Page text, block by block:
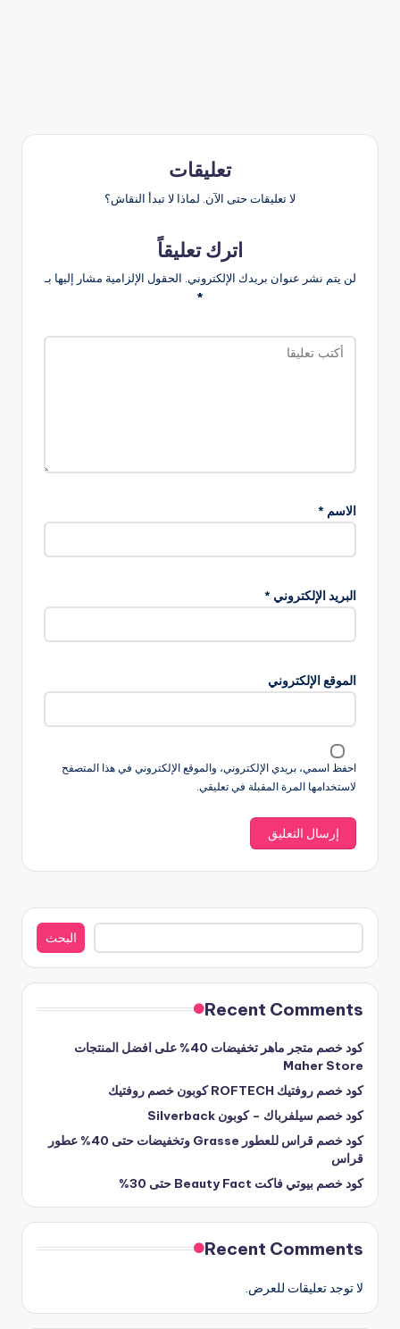
تعليقات
لا تعليقات حتى الآن. لماذا لا تبدأ النقاش؟
اترك تعليقاً
لن يتم نشر عنوان بريدك الإلكتروني. الحقول الإلزامية مشار إليها بـ
*
الاسم *
البريد الإلكتروني *
الموقع الإلكتروني
احفظ اسمي، بريدي الإلكتروني، والموقع الإلكتروني في هذا المتصفح
لاستخدامها المرة المقبلة في تعليقي.
البحث
البحث
Recent Comments
كود خصم متجر ماهر تخفيضات 40% على افضل المنتجات
Maher Store
كود خصم روفتيك ROFTECH كوبون خصم روفتيك
كود خصم سيلفرباك – كوبون Silverback
كود خصم قراس للعطور Grasse وتخفيضات حتى 40% عطور
قراس
كود خصم بيوتي فاكت Beauty Fact حتى 30%
Recent Comments
لا توجد تعليقات للعرض.